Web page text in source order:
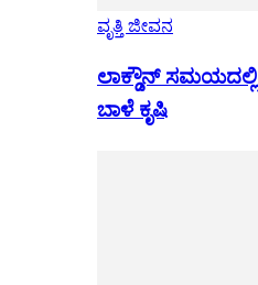
ವೃತ್ತಿ ಜೀವನ
ಲಾಕ್ಡೌನ್
ಬಾಳೆ ಕೃಷಿ